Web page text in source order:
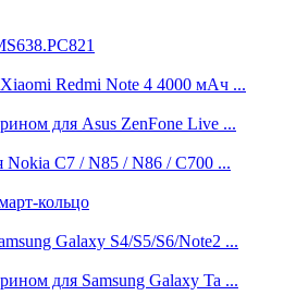
Redmi Note 4 4000 мАч ...
для Asus ZenFone Live ...
C7 / N85 / N86 / C700 ...
кольцо
Galaxy S4/S5/S6/Note2 ...
для Samsung Galaxy Ta ...